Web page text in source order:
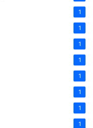
1
1
1
1
1
1
1
1